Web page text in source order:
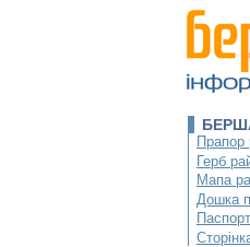
Прапор
Герб
Мапа
Дошка